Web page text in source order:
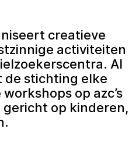
creatieve
activiteiten
Al
de stichting elke
op azc’s
op kinderen,